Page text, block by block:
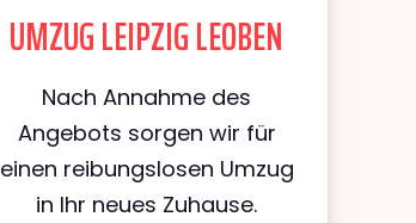
UMZUG LEIPZIG LEOBEN
Nach Annahme des
Angebots sorgen wir für
einen reibungslosen Umzug
in Ihr neues Zuhause.